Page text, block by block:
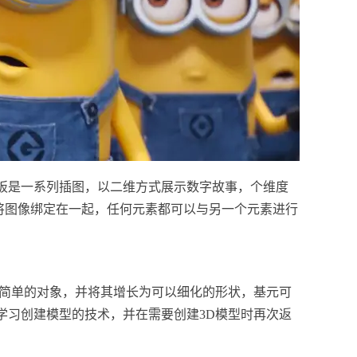
一系列插图，以二维方式展示数字故事，个维度
像绑定在一起，任何元素都可以与另一个元素进行
单的对象，并将其增长为可以细化的形状，基元可
创建模型的技术，并在需要创建3D模型时再次返